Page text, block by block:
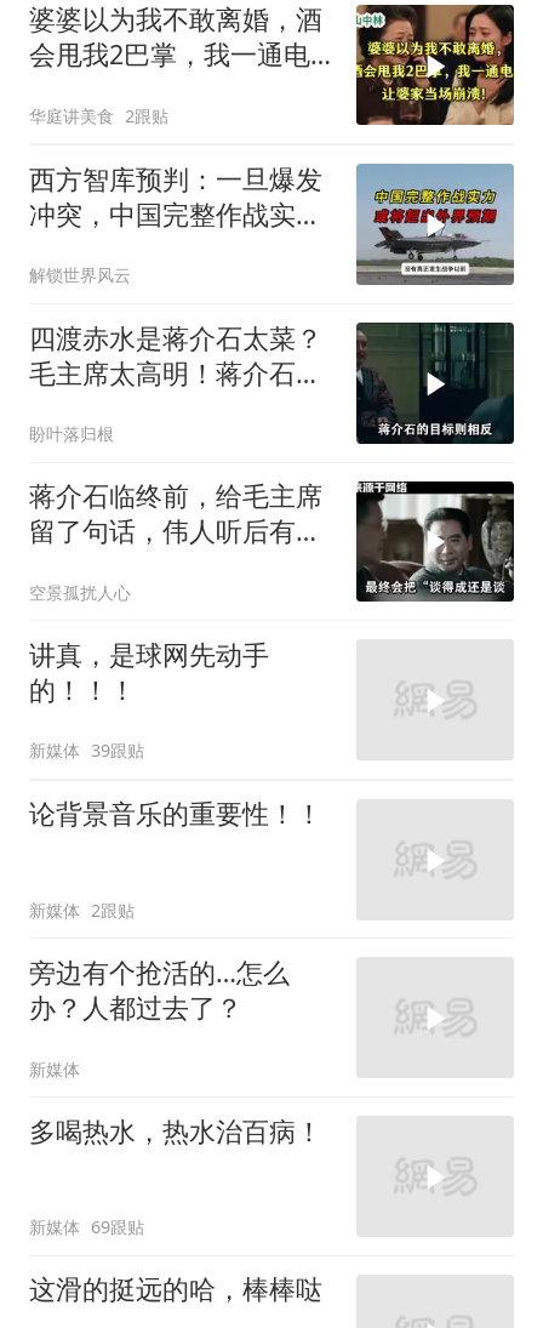
婆婆以为我不敢离婚，酒
会甩我2巴掌，我一通电
华庭讲美食 2跟贴
西方智库预判：一旦爆发
冲突，中国完整作战实力
解锁世界风云
四渡赤水是蒋介石太菜？
毛主席太高明！蒋介石日
盼叶落归根
蒋介石临终前，给毛主席
留了句话，伟人听后有什
空景孤扰人心
讲真，是球网先动手
的！！！
新媒体 39跟贴
论背景音乐的重要性！！
新媒体 2跟贴
旁边有个抢活的…怎么
办？人都过去了？
新媒体
多喝热水，热水治百病！
新媒体 69跟贴
这滑的挺远的哈，棒棒哒